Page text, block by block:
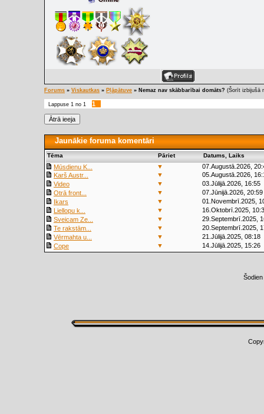
Forums » Viskautkas » Pļāpātuve » Nemaz nav skābbarībai domāts? (Šorīt izbijušā
Lappuse 1 no 1 1
Jaunākie foruma komentāri
Tēma Pāriet Datums, Laiks
Mūsdienu K... ▼
07.Augustā.2026,
Karš Austr...
▼
05.Augustā.2026,
Video
▼
03.Jūlijā.2026, 16:55
Otrā front...
▼
07.Jūnijā.2026, 20:59
Ikars
▼
01.Novembrī.2025,
Liellopu k...
▼
16.Oktobrī.2025,
Sveicam Ze...
▼
29.Septembrī.2025,
Te rakstām...
▼
20.Septembrī.2025,
Vērmahta u...
▼
21.Jūlijā.2025, 08:18
Cope
▼ 14.Jūlijā.2025, 15:26